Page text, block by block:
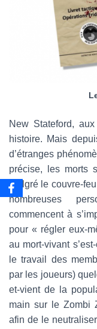
New Stateford,
histoire. Mais
d’étranges
précise, les morts
Malgré le couvre-
nombreuses
commencent à
pour « régler eux-
au mort-vivant
le travail des
par les joueurs)
et-vient de la
main sur le Zombi
afin de le